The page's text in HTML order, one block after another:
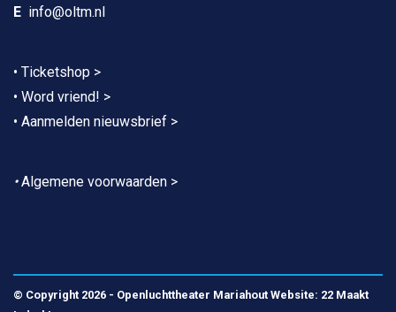
E info@oltm.nl
• Ticketshop >
• Word vriend! >
• Aanmelden nieuwsbrief >
•Algemene voorwaarden >
© Copyright 2026 - Openluchttheater Mariahout Website: 22 Maakt